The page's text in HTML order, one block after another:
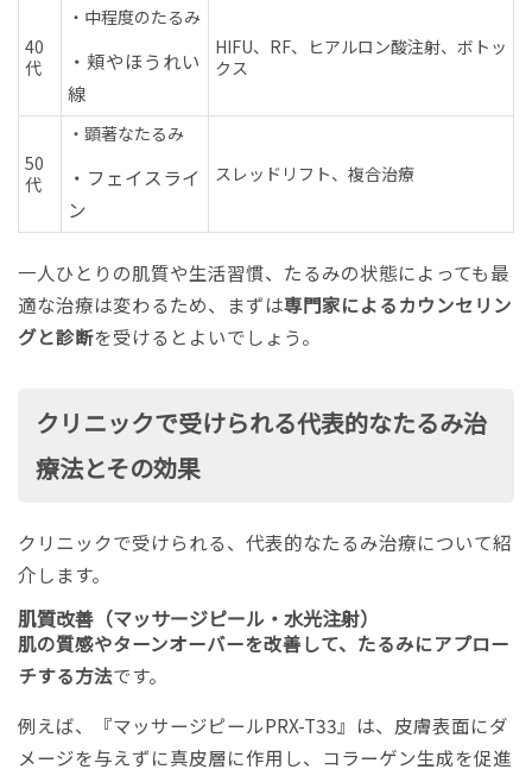
40
代
・中程度のたるみ
・頬やほうれい
線
HIFU、RF、ヒアルロン酸注射、ボトッ
クス
50
代
・顕著なたるみ
・フェイスライ
ン
スレッドリフト、複合治療
一人ひとりの肌質や生活習慣、たるみの状態によっても最
適な治療は変わるため、まずは専門家によるカウンセリン
グと診断を受けるとよいでしょう。
クリニックで受けられる代表的なたるみ治
療法とその効果
クリニックで受けられる、代表的なたるみ治療について紹
介します。
肌質改善（マッサージピール・水光注射）
肌の質感やターンオーバーを改善して、たるみにアプロー
チする方法です。
例えば、『マッサージピールPRX-T33』は、皮膚表面にダ
メージを与えずに真皮層に作用し、コラーゲン生成を促進